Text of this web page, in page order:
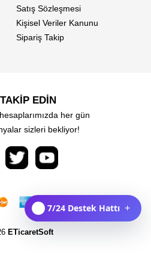
Satış Sözleşmesi
Kişisel Veriler Kanunu
Sipariş Takip
EDİN
her gün
sizleri bekliyor!
ETicaretSoft
7/24 Destek Hattı +